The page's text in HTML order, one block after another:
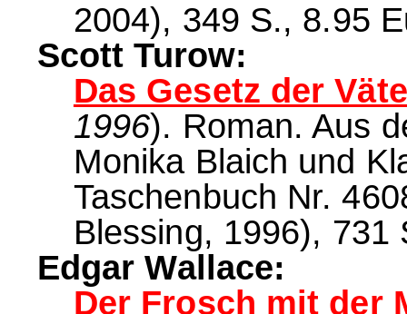
2004), 349 S., 8.95
Scott Turow:
Das Gesetz der
1996). Roman. Aus
Monika Blaich und
Taschenbuch Nr.
Blessing, 1996), 731
Edgar Wallace:
Der Frosch mit der